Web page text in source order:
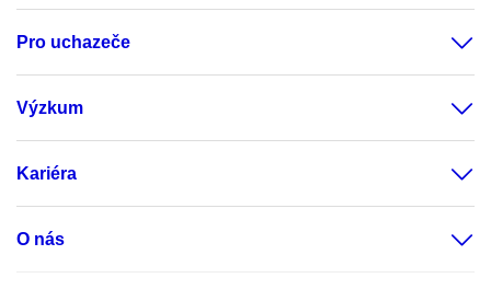
Pro uchazeče
Výzkum
Kariéra
O nás